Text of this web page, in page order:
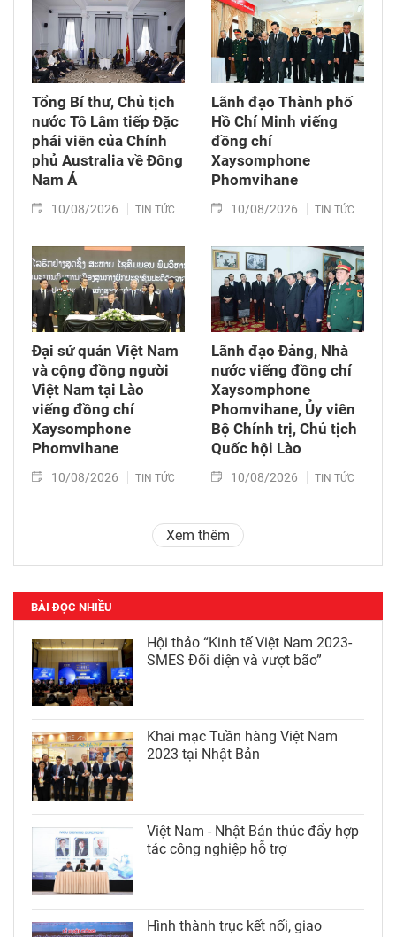
Tổng Bí thư, Chủ tịch
nước Tô Lâm tiếp Đặc
phái viên của Chính
phủ Australia về Đông
Nam Á
10/08/2026 TIN TỨC
Lãnh đạo Thành phố
Hồ Chí Minh viếng
đồng chí
Xaysomphone
Phomvihane
10/08/2026 TIN TỨC
Đại sứ quán Việt Nam
và cộng đồng người
Việt Nam tại Lào
viếng đồng chí
Xaysomphone
Phomvihane
10/08/2026 TIN TỨC
Lãnh đạo Đảng, Nhà
nước viếng đồng chí
Xaysomphone
Phomvihane, Ủy viên
Bộ Chính trị, Chủ tịch
Quốc hội Lào
10/08/2026 TIN TỨC
Xem thêm
BÀI ĐỌC NHIỀU
Hội thảo “Kinh tế Việt Nam 2023-
SMES Đối diện và vượt bão”
Khai mạc Tuần hàng Việt Nam
2023 tại Nhật Bản
Việt Nam - Nhật Bản thúc đẩy hợp
tác công nghiệp hỗ trợ
Hình thành trục kết nối, giao